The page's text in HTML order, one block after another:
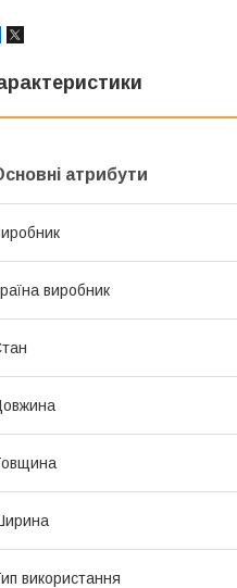
атрибути
виробник
використання